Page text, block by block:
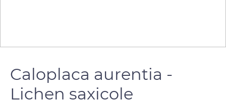
Caloplaca aurentia -
Lichen saxicole